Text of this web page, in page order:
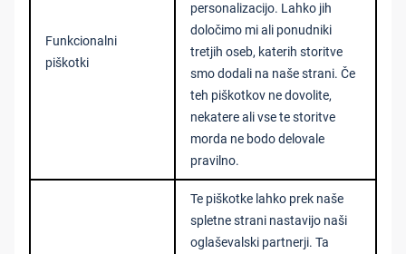
Funkcionalni
piškotki
personalizacijo. Lahko jih
določimo mi ali ponudniki
tretjih oseb, katerih storitve
smo dodali na naše strani. Če
teh piškotkov ne dovolite,
nekatere ali vse te storitve
morda ne bodo delovale
pravilno.
Te piškotke lahko prek naše
spletne strani nastavijo naši
oglaševalski partnerji. Ta